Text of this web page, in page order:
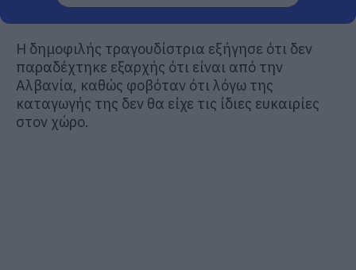
Η δημοφιλής τραγουδίστρια εξήγησε ότι δεν
παραδέχτηκε εξαρχής ότι είναι από την
Αλβανία, καθώς φοβόταν ότι λόγω της
καταγωγής της δεν θα είχε τις ίδιες ευκαιρίες
στον χώρο.